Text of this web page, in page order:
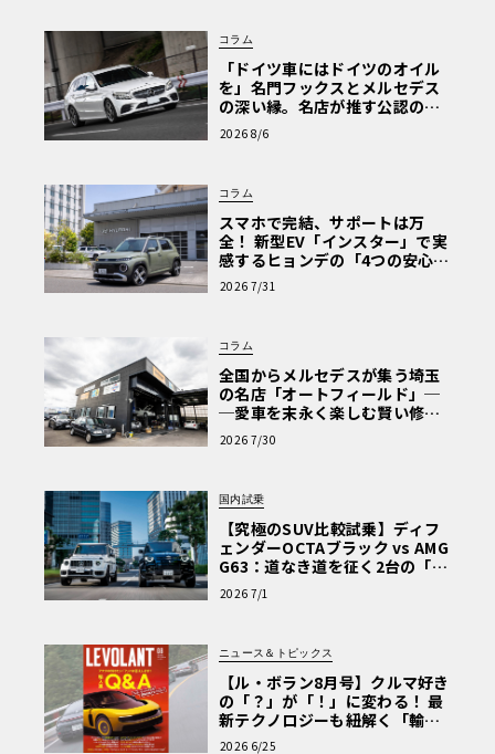
コラム
「ドイツ車にはドイツのオイル
を」名門フックスとメルセデス
の深い縁。名店が推す公認の安
心と、Cクラスで味わうシルキー
な走り〈PR〉
2026 8/6
コラム
スマホで完結、サポートは万
全！ 新型EV「インスター」で実
感するヒョンデの「4つの安心」
【第1回・ヒョンデ6つの疑問：
Why? Hyundai?】〈PR〉
2026 7/31
コラム
全国からメルセデスが集う埼玉
の名店「オートフィールド」─
─愛車を末永く楽しむ賢い修理
術と、プロがフックス製オイル
を選ぶ理由〈PR〉
2026 7/30
国内試乗
【究極のSUV比較試乗】ディフ
ェンダーOCTAブラック vs AMG
G63：道なき道を征く2台の「対
極的アプローチ」
2026 7/1
ニュース＆トピックス
【ル・ボラン8月号】クルマ好き
の「？」が「！」に変わる！ 最
新テクノロジーも紐解く「輸入
車Q&A」
2026 6/25